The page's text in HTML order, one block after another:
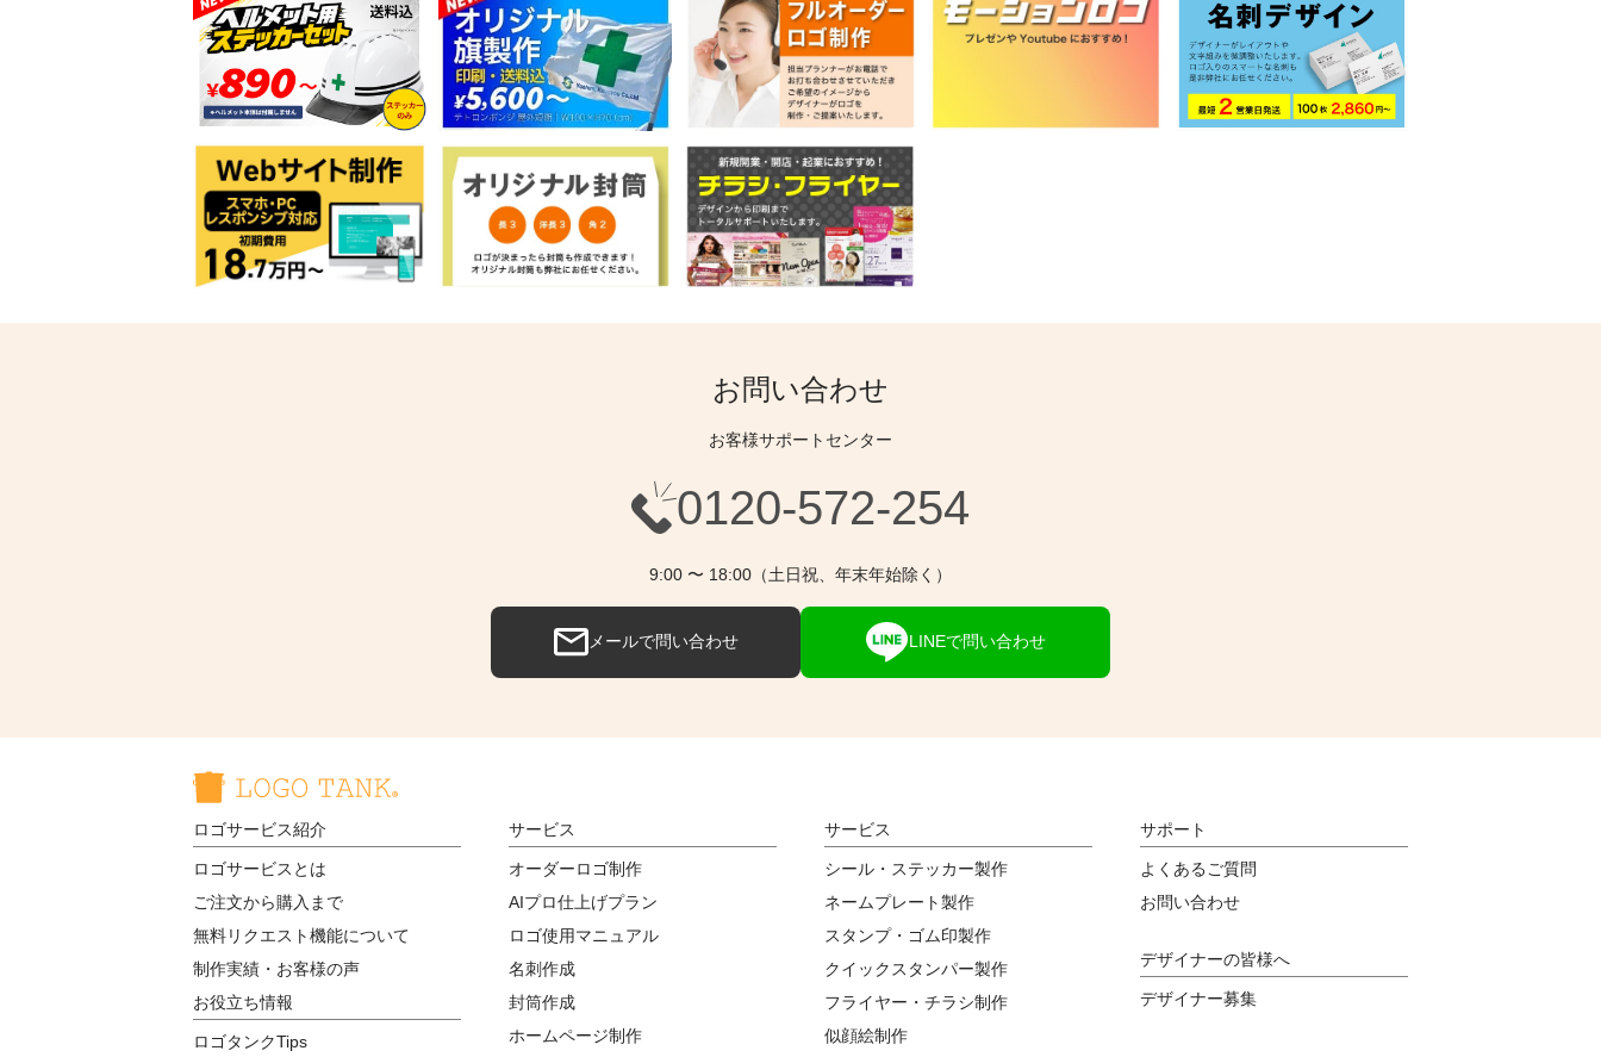
お問い合わせ
お客様サポートセンター
0120-572-254
9:00 〜 18:00（土日祝、年末年始除く）
メールで問い合わせ LINEで問い合わせ
ロゴサービス紹介
ロゴサービスとは
ご注文から購入まで
無料リクエスト機能について
制作実績・お客様の声
お役立ち情報
ロゴタンクTips
サービス
オーダーロゴ制作
AIプロ仕上げプラン
ロゴ使用マニュアル
名刺作成
封筒作成
ホームページ制作
サービス
シール・ステッカー製作
ネームプレート製作
スタンプ・ゴム印製作
クイックスタンパー製作
フライヤー・チラシ制作
似顔絵制作
サポート
よくあるご質問
お問い合わせ
デザイナーの皆様へ
デザイナー募集